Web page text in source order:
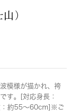
）
模様が描かれ、袴
す。[対応身長：
：約55～60cm]※ご